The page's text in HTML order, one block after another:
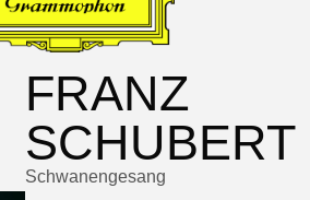
FRANZ
SCHUBERT
Schwanengesang